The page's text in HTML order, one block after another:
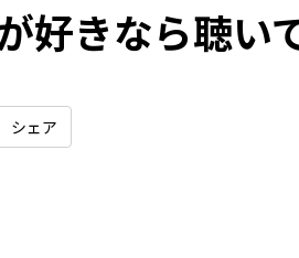
好きなら聴い
シェア